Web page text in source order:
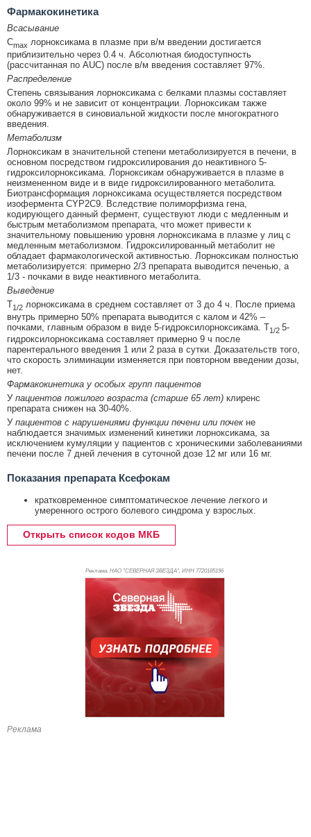
Фармакокинетика
Всасывание
Cmax лорноксикама в плазме при в/м введении достигается
приблизительно через 0.4 ч. Абсолютная биодоступность
(рассчитанная по AUC) после в/м введения составляет 97%.
Распределение
Степень связывания лорноксикама с белками плазмы составляет
около 99% и не зависит от концентрации. Лорноксикам также
обнаруживается в синовиальной жидкости после многократного
введения.
Метаболизм
Лорноксикам в значительной степени метаболизируется в печени, в
основном посредством гидроксилирования до неактивного 5-
гидроксилорноксикама. Лорноксикам обнаруживается в плазме в
неизмененном виде и в виде гидроксилированного метаболита.
Биотрансформация лорноксикама осуществляется посредством
изофермента CYP2C9. Вследствие полиморфизма гена,
кодирующего данный фермент, существуют люди с медленным и
быстрым метаболизмом препарата, что может привести к
значительному повышению уровня лорноксикама в плазме у лиц с
медленным метаболизмом. Гидроксилированный метаболит не
обладает фармакологической активностью. Лорноксикам полностью
метаболизируется: примерно 2/3 препарата выводится печенью, а
1/3 - почками в виде неактивного метаболита.
Выведение
Т1/2 лорноксикама в среднем составляет от 3 до 4 ч. После приема
внутрь примерно 50% препарата выводится с калом и 42% –
почками, главным образом в виде 5-гидроксилорноксикама. Т1/2 5-
гидроксилорноксикама составляет примерно 9 ч после
парентерального введения 1 или 2 раза в сутки. Доказательств того,
что скорость элиминации изменяется при повторном введении дозы,
нет.
Фармакокинетика у особых групп пациентов
У пациентов пожилого возраста (старше 65 лет) клиренс
препарата снижен на 30-40%.
У пациентов с нарушениями функции печени или почекне
наблюдается значимых изменений кинетики лорноксикама, за
исключением кумуляции у пациентов с хроническими заболеваниями
печени после 7 дней лечения в суточной дозе 12 мг или 16 мг.
Показания препарата Ксефокам
кратковременное симптоматическое лечение легкого и
умеренного острого болевого синдрома у взрослых.
Открыть список кодов МКБ
Реклама. НАО "СЕВЕРНАЯ ЗВЕЗДА", ИНН 7720185196
Реклама